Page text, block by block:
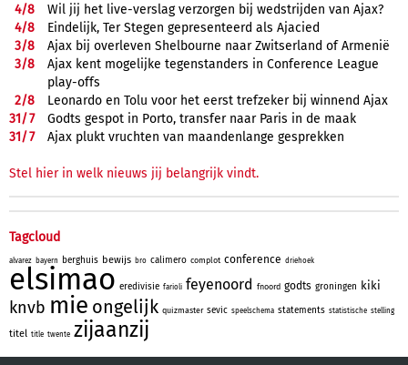
4/8
Wil jij het live-verslag verzorgen bij wedstrijden van Ajax?
4/8
Eindelijk, Ter Stegen gepresenteerd als Ajacied
3/8
Ajax bij overleven Shelbourne naar Zwitserland of Armenië
3/8
Ajax kent mogelijke tegenstanders in Conference League
play-offs
2/8
Leonardo en Tolu voor het eerst trefzeker bij winnend Ajax
31/7
Godts gespot in Porto, transfer naar Paris in de maak
31/7 Ajax plukt vruchten van maandenlange gesprekken
Stel hier in welk nieuws jij belangrijk vindt.
Tagcloud
alvarez bayern berghuis bewijs bro calimero complot conference driehoek
elsimao eredivisie farioli feyenoord fnoord godts groningen kiki
knvb mie ongelijk quizmaster sevic speelschema statements statistische stelling
titel title twente zijaanzij